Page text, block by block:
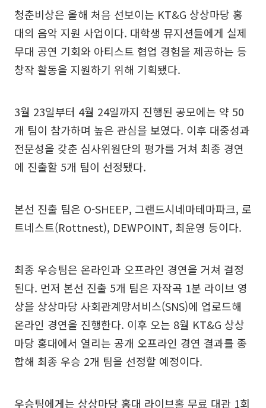
청춘비상은 올해 처음 선보이는 KT&G 상상마당 홍
대의 음악 지원 사업이다. 대학생 뮤지션들에게 실제
무대 공연 기회와 아티스트 협업 경험을 제공하는 등
창작 활동을 지원하기 위해 기획됐다.
3월 23일부터 4월 24일까지 진행된 공모에는 약 50
개 팀이 참가하며 높은 관심을 보였다. 이후 대중성과
전문성을 갖춘 심사위원단의 평가를 거쳐 최종 경연
에 진출할 5개 팀이 선정됐다.
본선 진출 팀은 O-SHEEP, 그랜드시네마테마파크, 로
트네스트(Rottnest), DEWPOINT, 최윤영 등이다.
최종 우승팀은 온라인과 오프라인 경연을 거쳐 결정
된다. 먼저 본선 진출 5개 팀은 자작곡 1분 라이브 영
상을 상상마당 사회관계망서비스(SNS)에 업로드해
온라인 경연을 진행한다. 이후 오는 8월 KT&G 상상
마당 홍대에서 열리는 공개 오프라인 경연 결과를 종
합해 최종 우승 2개 팀을 선정할 예정이다.
우승팀에게는 상상마당 홍대 라이브홀 무료 대관 1회